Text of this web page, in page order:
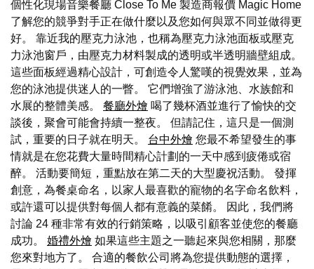
個性化現場音樂餐廳 Close To Me 製造商報價 Magic Home
了解您的競爭對手正在做什麼以及您如何與眾不同並做得更
好。 靠近我的壓克力泳池，也稱為壓克力泳池面板或壓克
力泳池窗戶，由壓克力材料製成的透明或半透明牆壁組成。
這些面板經過精心設計，可創造令人驚嘆的視覺效果，並為
您的泳池提供迷人的一瞥。 它們增強了游泳池、水族館和
水展的整體美感。 餐廳外燴 喝了幾杯酒並進行了愉快的交
談後，聚會可能會持續一整夜。 但請記住，這只是一個測
試，重要的日子就在明天。 台中外燴 您最不希望發生的事
情就是在您花費大量時間精心計劃的一天中感到疲倦或宿
醉。 活動要簡短，重點放在第二天的大型慶祝活動。 發揮
創意，為餐桌命名，以家人最喜歡的寵物的名字命名飲料，
或許還可以提供對每個人都有意義的菜餚。 因此，我們將
討論 24 種非常有效的行銷策略，以吸引顧客並使您的餐廳
成功。 婚禮外燴 如果這些主題之一聽起來與您相關，那麼
您來對地方了。 合適的餐飲公司將為您提供動態的選擇，